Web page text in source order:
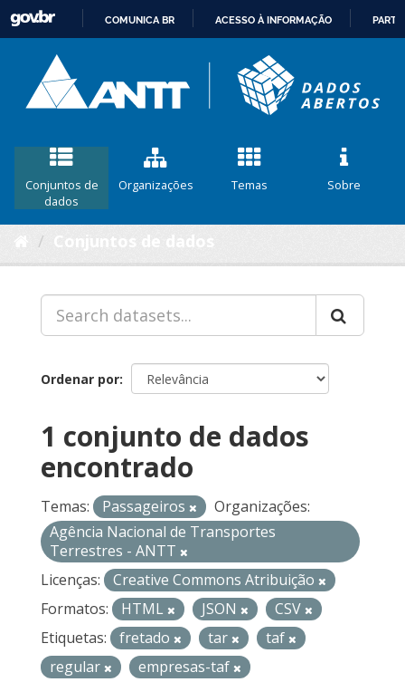
CONTEÚDO
COMUNICA BR ACESSO À INFORMAÇÃO
Conjuntos de
dados
Organizações Temas Sobre
Ordenar por
1 conjunto de dados
encontrado
Temas: Passageiros
Organizações:
Agência Nacional de Transportes
Terrestres - ANTT
Licenças:
Creative Commons Atribuição
Formatos:
HTML JSON
CSV
Etiquetas:
fretado tar
taf
regular
empresas-taf